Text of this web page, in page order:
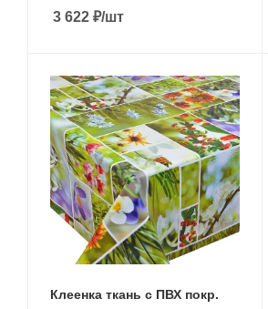
3 622 ₽/шт
Клеенка ткань с ПВХ покр.